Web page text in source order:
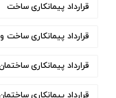
قرارداد پیمانکاری ساخت
قرارداد پیمانکاری ساخت
قرارداد پیمانکاری
قرارداد پیمانکاری